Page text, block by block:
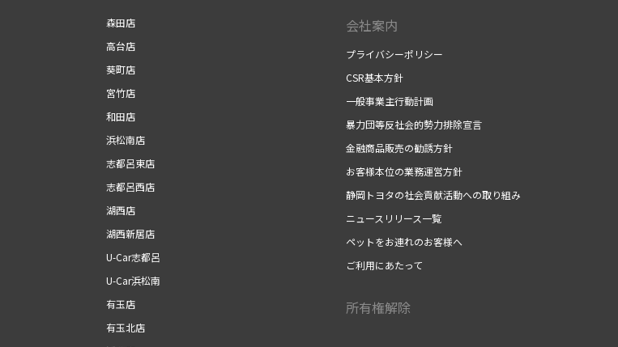
森田店
高台店
葵町店
宮竹店
和田店
浜松南店
志都呂東店
志都呂西店
湖西店
湖西新居店
U-Car志都呂
U-Car浜松南
有玉店
有玉北店
会社案内
プライバシーポリシー
CSR基本方針
一般事業主行動計画
暴力団等反社会的勢力排除宣言
金融商品販売の勧誘方針
お客様本位の業務運営方針
静岡トヨタの社会貢献活動への取り組み
ニュースリリース一覧
ペットをお連れのお客様へ
ご利用にあたって
所有権解除